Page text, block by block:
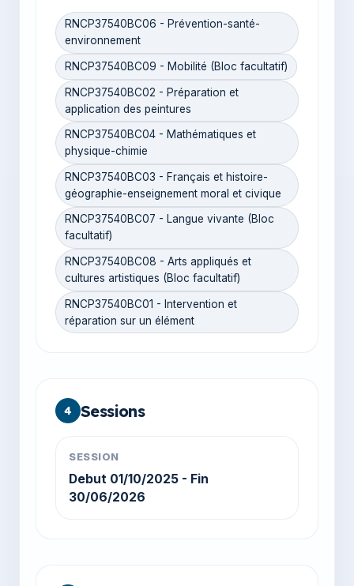
RNCP37540BC06 - Prévention-santé-
environnement
RNCP37540BC09 - Mobilité (Bloc facultatif)
RNCP37540BC02 - Préparation et
application des peintures
RNCP37540BC04 - Mathématiques et
physique-chimie
RNCP37540BC03 - Français et histoire-
géographie-enseignement moral et civique
RNCP37540BC07 - Langue vivante (Bloc
facultatif)
RNCP37540BC08 - Arts appliqués et
cultures artistiques (Bloc facultatif)
RNCP37540BC01 - Intervention et
réparation sur un élément
4 Sessions
SESSION
Debut 01/10/2025 - Fin
30/06/2026